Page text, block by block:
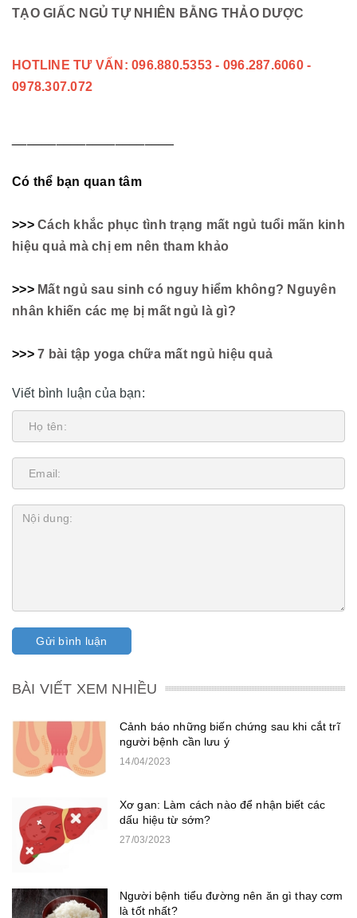
TẠO GIẤC NGỦ TỰ NHIÊN BẰNG THẢO DƯỢC
HOTLINE TƯ VẤN: 096.880.5353 - 096.287.6060 -
0978.307.072
Có thể bạn quan tâm
>>> Cách khắc phục tình trạng mất ngủ tuổi mãn kinh
hiệu quả mà chị em nên tham khảo
>>> Mất ngủ sau sinh có nguy hiểm không? Nguyên
nhân khiến các mẹ bị mất ngủ là gì?
>>> 7 bài tập yoga chữa mất ngủ hiệu quả
Viết bình luận của bạn:
Gửi bình luận
BÀI VIẾT XEM NHIỀU
Cảnh báo những biến chứng sau khi cắt trĩ
người bệnh cần lưu ý
14/04/2023
Xơ gan: Làm cách nào để nhận biết các
dấu hiệu từ sớm?
27/03/2023
Người bệnh tiểu đường nên ăn gì thay cơm
là tốt nhất?